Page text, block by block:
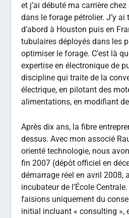
et j’ai débuté ma carrière
dans le forage pétrolier. J’y
d’abord à Houston puis en
tubulaires déployés dans les
optimiser le forage. C’est là
expertise en électronique de
discipline qui traite de la
électrique, en pilotant des
alimentations, en modifiant
Après dix ans, la fibre
dessus. Avec mon associé
orienté technologie, nous
fin 2007 (dépôt officiel en
démarrage réel en avril 2008,
incubateur de l’École
faisions uniquement du
initial incluant « consulting »,